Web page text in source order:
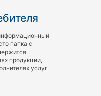
папка с
продукции,
услуг.